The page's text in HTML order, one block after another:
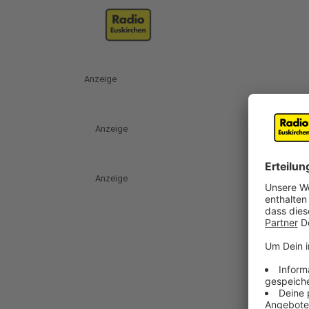
Anzeige
Anzeige
Anzeige